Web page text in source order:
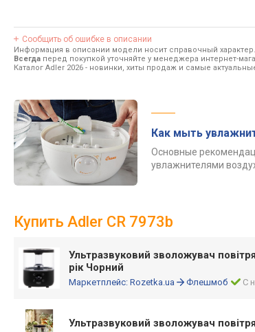
Сообщить об ошибке в описании
Информация в описании модели носит справочный характер.
Всегда перед покупкой уточняйте у менеджера интернет-
Каталог Adler 2026 - новинки, хиты продаж и самые
Как мыть
Основные
увлажнителями
Купить Adler CR 7973b
Ультразвуковий зволожувач
рік Чорний
Маркетплейс: Rozetka.ua Флешмоб С
Ультразвуковий зволожувач